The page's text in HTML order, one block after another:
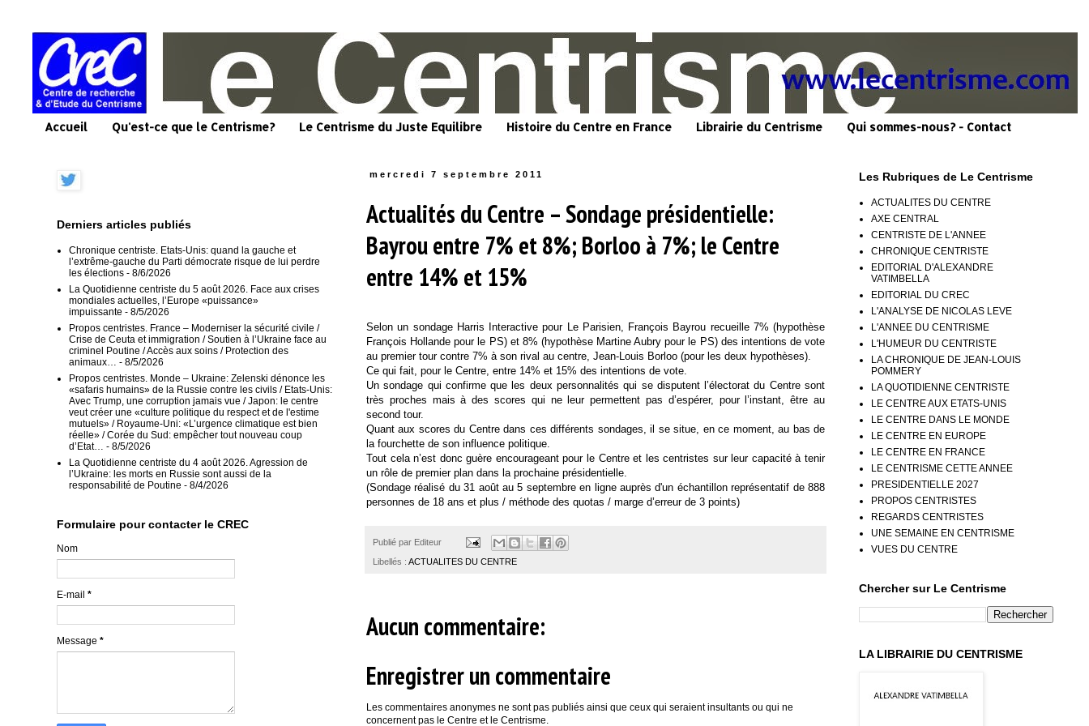
Accueil Qu'est-ce que le Centrisme? Le Centrisme du Juste Equilibre Histoire du Centre en France Librairie du Centrisme Qui sommes-nous? - Contact
mercredi 7 septembre 2011
Actualités du Centre – Sondage présidentielle:
Bayrou entre 7% et 8%; Borloo à 7%; le Centre
entre 14% et 15%
Selon un sondage Harris Interactive pour Le Parisien, François Bayrou recueille 7% (hypothèse
François Hollande pour le PS) et 8% (hypothèse Martine Aubry pour le PS) des intentions de vote
au premier tour contre 7% à son rival au centre, Jean-Louis Borloo (pour les deux hypothèses).
Ce qui fait, pour le Centre, entre 14% et 15% des intentions de vote.
Un sondage qui confirme que les deux personnalités qui se disputent l’électorat du Centre sont
très proches mais à des scores qui ne leur permettent pas d’espérer, pour l’instant, être au
second tour.
Quant aux scores du Centre dans ces différents sondages, il se situe, en ce moment, au bas de
la fourchette de son influence politique.
Tout cela n’est donc guère encourageant pour le Centre et les centristes sur leur capacité à tenir
un rôle de premier plan dans la prochaine présidentielle.
(Sondage réalisé du 31 août au 5 septembre en ligne auprès d'un échantillon représentatif de 888
personnes de 18 ans et plus / méthode des quotas / marge d’erreur de 3 points)
Publié par Editeur
Libellés : ACTUALITES DU CENTRE
Aucun commentaire:
Enregistrer un commentaire
Les commentaires anonymes ne sont pas publiés ainsi que ceux qui seraient insultants ou qui ne
concernent pas le Centre et le Centrisme.
Derniers articles publiés
Chronique centriste. Etats-Unis: quand la gauche et
l’extrême-gauche du Parti démocrate risque de lui perdre
les élections - 8/6/2026
La Quotidienne centriste du 5 août 2026. Face aux crises
mondiales actuelles, l’Europe «puissance»
impuissante - 8/5/2026
Propos centristes. France – Moderniser la sécurité civile /
Crise de Ceuta et immigration / Soutien à l’Ukraine face au
criminel Poutine / Accès aux soins / Protection des
animaux…
- 8/5/2026
Propos centristes. Monde – Ukraine: Zelenski dénonce les
«safaris humains» de la Russie contre les civils / Etats-Unis:
Avec Trump, une corruption jamais vue / Japon: le centre
veut créer une «culture politique du respect et de l'estime
mutuels» / Royaume-Uni: «L’urgence climatique est bien
réelle» / Corée du Sud: empêcher tout nouveau coup
d’Etat…
- 8/5/2026
La Quotidienne centriste du 4 août 2026. Agression de
l’Ukraine: les morts en Russie sont aussi de la
responsabilité de Poutine - 8/4/2026
Formulaire pour contacter le CREC
Nom
E-mail *
Message *
Les Rubriques de Le Centrisme
ACTUALITES DU CENTRE
AXE CENTRAL
CENTRISTE DE L'ANNEE
CHRONIQUE CENTRISTE
EDITORIAL D'ALEXANDRE
VATIMBELLA
EDITORIAL DU CREC
L'ANALYSE DE NICOLAS LEVE
L'ANNEE DU CENTRISME
L'HUMEUR DU CENTRISTE
LA CHRONIQUE DE JEAN-LOUIS
POMMERY
LA QUOTIDIENNE CENTRISTE
LE CENTRE AUX ETATS-UNIS
LE CENTRE DANS LE MONDE
LE CENTRE EN EUROPE
LE CENTRE EN FRANCE
LE CENTRISME CETTE ANNEE
PRESIDENTIELLE 2027
PROPOS CENTRISTES
REGARDS CENTRISTES
UNE SEMAINE EN CENTRISME
VUES DU CENTRE
Chercher sur Le Centrisme
LA LIBRAIRIE DU CENTRISME